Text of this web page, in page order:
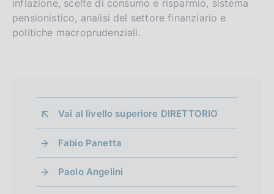
inflazione, scelte di consumo e risparmio, sistema
pensionistico, analisi del settore finanziario e
politiche macroprudenziali.
Vai al livello superiore DIRETTORIO
Fabio Panetta
Paolo Angelini